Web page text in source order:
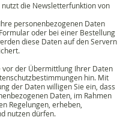
nutzt die Newsletterfunktion von
personenbezogenen Daten
oder bei einer Bestellung
diese Daten auf den Servern
vor der Übermittlung Ihrer Daten
hin. Mit
der Daten willigen Sie ein, dass
Daten, im Rahmen
Regelungen, erheben,
nutzen dürfen.